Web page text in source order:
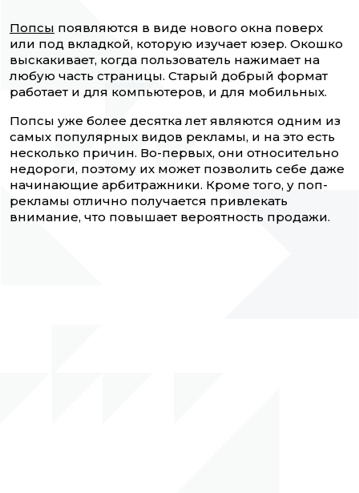
Попсы появляются в виде нового окна поверх
или под вкладкой, которую изучает юзер. Окошко
выскакивает, когда пользователь нажимает на
любую часть страницы. Старый добрый формат
работает и для компьютеров, и для мобильных.
Попсы уже более десятка лет являются одним из
самых популярных видов рекламы, и на это есть
несколько причин. Во-первых, они относительно
недороги, поэтому их может позволить себе даже
начинающие арбитражники. Кроме того, у поп-
рекламы отлично получается привлекать
внимание, что повышает вероятность продажи.